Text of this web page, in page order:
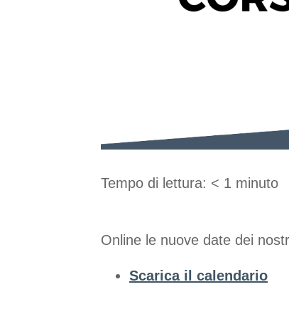
Tempo di lettura: < 1 minuto
Online le nuove date dei
Scarica il calendario